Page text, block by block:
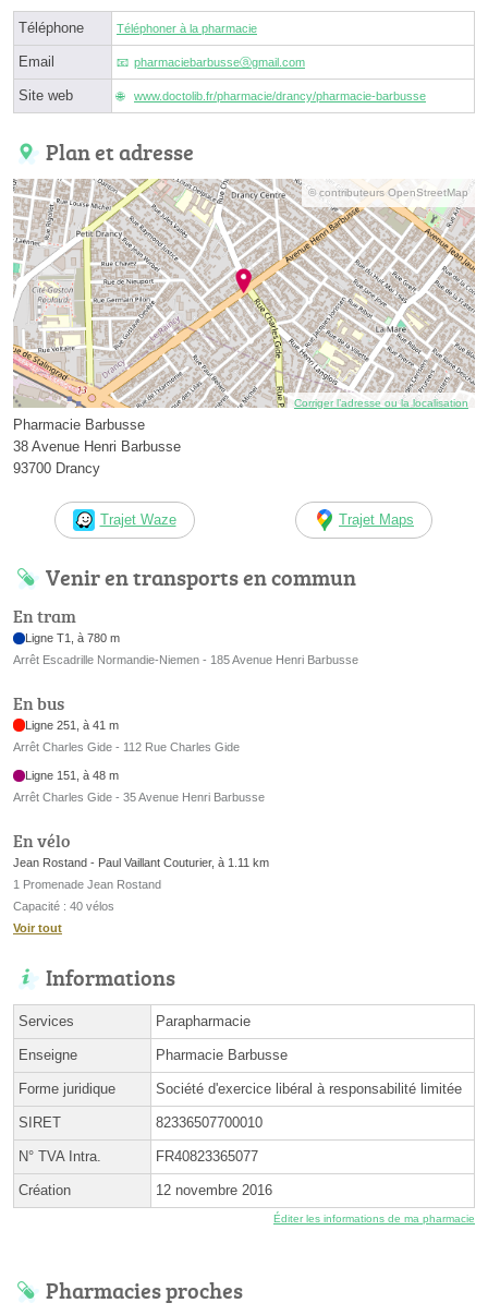
Téléphone Téléphoner à la pharmacie
Email pharmaciebarbusseⓐgmail.com
Site web www.doctolib.fr/pharmacie/drancy/pharmacie-barbusse
Plan et adresse
© contributeurs OpenStreetMap
Corriger l’adresse ou la localisation
Pharmacie Barbusse
38 Avenue Henri Barbusse
93700 Drancy
Trajet Waze Trajet Maps
Venir en transports en commun
En tram
Ligne T1, à 780 m
Arrêt Escadrille Normandie-Niemen - 185 Avenue Henri Barbusse
En bus
Ligne 251, à 41 m
Arrêt Charles Gide - 112 Rue Charles Gide
Ligne 151, à 48 m
Arrêt Charles Gide - 35 Avenue Henri Barbusse
En vélo
Jean Rostand - Paul Vaillant Couturier, à 1.11 km
1 Promenade Jean Rostand
Capacité : 40 vélos
Voir tout
Informations
Services Parapharmacie
Enseigne Pharmacie Barbusse
Forme juridique Société d'exercice libéral à responsabilité limitée
SIRET 82336507700010
N° TVA Intra. FR40823365077
Création 12 novembre 2016
Éditer les informations de ma pharmacie
Pharmacies proches